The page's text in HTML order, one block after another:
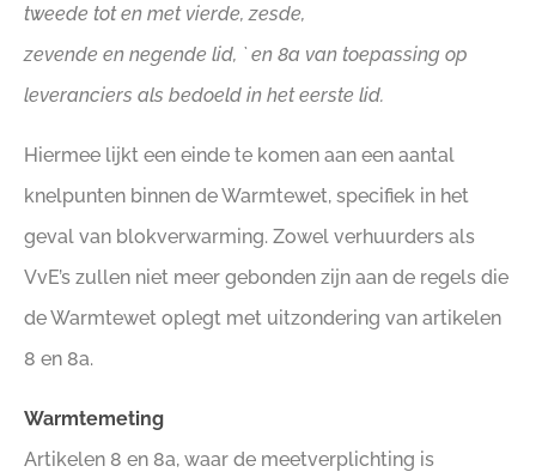
tweede tot en met vierde, zesde,
zevende en negende lid, ` en 8a van toepassing op
leveranciers als bedoeld in het eerste lid.
Hiermee lijkt een einde te komen aan een aantal
knelpunten binnen de Warmtewet, specifiek in het
geval van blokverwarming. Zowel verhuurders als
VvE’s zullen niet meer gebonden zijn aan de regels die
de Warmtewet oplegt met uitzondering van artikelen
8 en 8a.
Warmtemeting
Artikelen 8 en 8a, waar de meetverplichting is